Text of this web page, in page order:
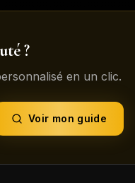
?
en un clic.
Voir mon guide